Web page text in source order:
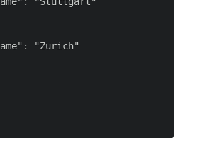
"Zurich"